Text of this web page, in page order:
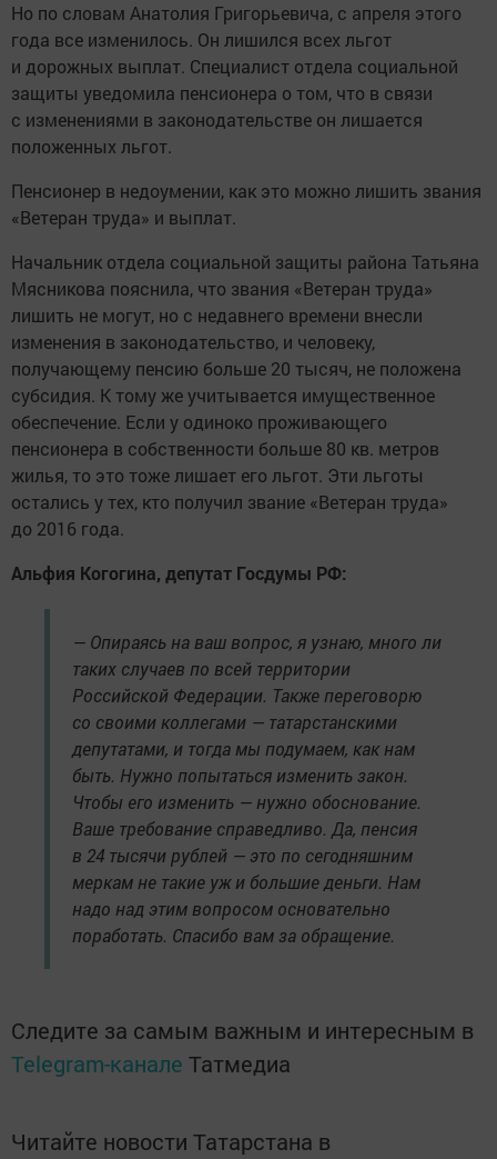
Но по словам Анатолия Григорьевича, с апреля этого
года все изменилось. Он лишился всех льгот
и дорожных выплат. Специалист отдела социальной
защиты уведомила пенсионера о том, что в связи
с изменениями в законодательстве он лишается
положенных льгот.
Пенсионер в недоумении, как это можно лишить звания
«Ветеран труда» и выплат.
Начальник отдела социальной защиты района Татьяна
Мясникова пояснила, что звания «Ветеран труда»
лишить не могут, но с недавнего времени внесли
изменения в законодательство, и человеку,
получающему пенсию больше 20 тысяч, не положена
субсидия. К тому же учитывается имущественное
обеспечение. Если у одиноко проживающего
пенсионера в собственности больше 80 кв. метров
жилья, то это тоже лишает его льгот. Эти льготы
остались у тех, кто получил звание «Ветеран труда»
до 2016 года.
Альфия Когогина, депутат Госдумы РФ:
— Опираясь на ваш вопрос, я узнаю, много ли
таких случаев по всей территории
Российской Федерации. Также переговорю
со своими коллегами — татарстанскими
депутатами, и тогда мы подумаем, как нам
быть. Нужно попытаться изменить закон.
Чтобы его изменить — нужно обоснование.
Ваше требование справедливо. Да, пенсия
в 24 тысячи рублей — это по сегодняшним
меркам не такие уж и большие деньги. Нам
надо над этим вопросом основательно
поработать. Спасибо вам за обращение.
Следите за самым важным и интересным в
Telegram-канале Татмедиа
Читайте новости Татарстана в